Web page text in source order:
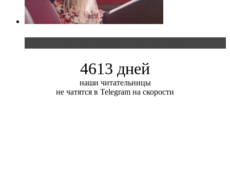
4613 дней
наши читательницы
не чатятся в Telegram на скорости